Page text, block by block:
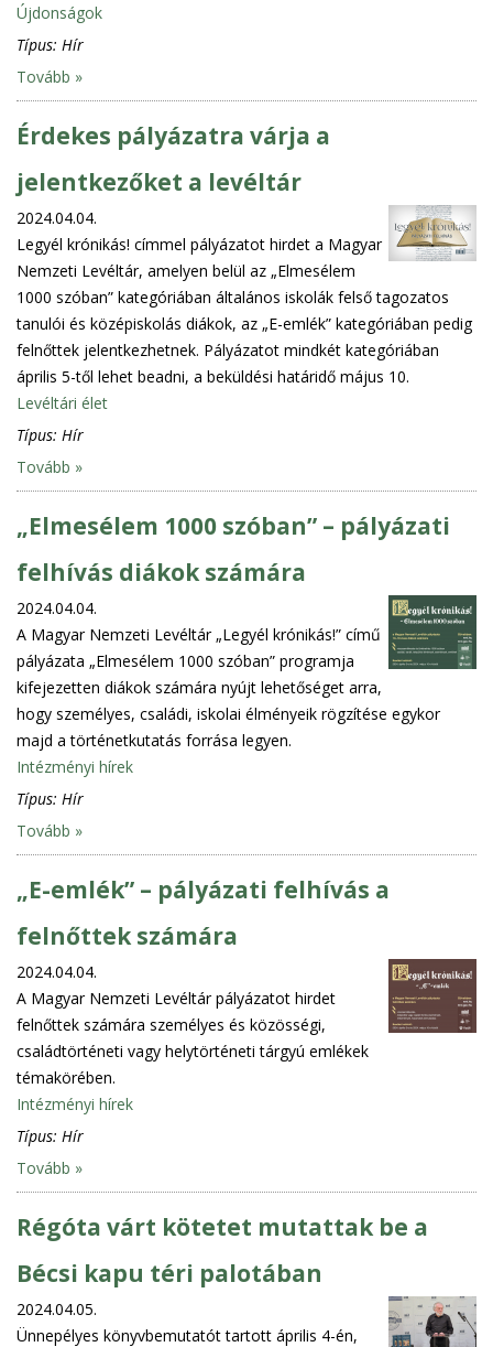
Újdonságok
Típus: Hír
Tovább »
Érdekes pályázatra várja a
jelentkezőket a levéltár
2024.04.04.
Legyél krónikás! címmel pályázatot hirdet a Magyar
Nemzeti Levéltár, amelyen belül az „Elmesélem
1000 szóban” kategóriában általános iskolák felső tagozatos
tanulói és középiskolás diákok, az „E-emlék” kategóriában pedig
felnőttek jelentkezhetnek. Pályázatot mindkét kategóriában
április 5-től lehet beadni, a beküldési határidő május 10.
Levéltári élet
Típus: Hír
Tovább »
„Elmesélem 1000 szóban” – pályázati
felhívás diákok számára
2024.04.04.
A Magyar Nemzeti Levéltár „Legyél krónikás!” című
pályázata „Elmesélem 1000 szóban” programja
kifejezetten diákok számára nyújt lehetőséget arra,
hogy személyes, családi, iskolai élményeik rögzítése egykor
majd a történetkutatás forrása legyen.
Intézményi hírek
Típus: Hír
Tovább »
„E-emlék” – pályázati felhívás a
felnőttek számára
2024.04.04.
A Magyar Nemzeti Levéltár pályázatot hirdet
felnőttek számára személyes és közösségi,
családtörténeti vagy helytörténeti tárgyú emlékek
témakörében.
Intézményi hírek
Típus: Hír
Tovább »
Régóta várt kötetet mutattak be a
Bécsi kapu téri palotában
2024.04.05.
Ünnepélyes könyvbemutatót tartott április 4-én,